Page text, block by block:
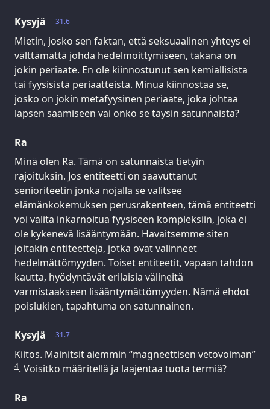
31.6
Kysyjä
Mietin, josko sen faktan, että seksuaalinen yhteys ei
välttämättä johda hedelmöittymiseen, takana on
jokin periaate. En ole kiinnostunut sen kemiallisista
tai fyysisistä periaatteista. Minua kiinnostaa se,
josko on jokin metafyysinen periaate, joka johtaa
lapsen saamiseen vai onko se täysin satunnaista?
Ra
Minä olen Ra. Tämä on satunnaista tietyin
rajoituksin. Jos entiteetti on saavuttanut
senioriteetin jonka nojalla se valitsee
elämänkokemuksen perusrakenteen, tämä entiteetti
voi valita inkarnoitua fyysiseen kompleksiin, joka ei
ole kykenevä lisääntymään. Havaitsemme siten
joitakin entiteettejä, jotka ovat valinneet
hedelmättömyyden. Toiset entiteetit, vapaan tahdon
kautta, hyödyntävät erilaisia välineitä
varmistaakseen lisääntymättömyyden. Nämä ehdot
poislukien, tapahtuma on satunnainen.
31.7
Kysyjä
Kiitos. Mainitsit aiemmin “magneettisen vetovoiman”
4. Voisitko määritellä ja laajentaa tuota termiä?
Ra